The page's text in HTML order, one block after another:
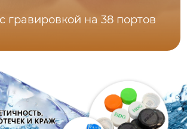
гравировкой на 38 портов